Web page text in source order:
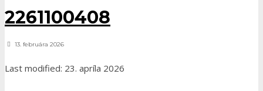
2261100408
13. februára 2026
Last modified: 23. apríla 2026